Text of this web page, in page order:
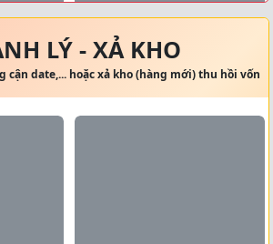
LÝ - XẢ KHO
cận date,... hoặc xả kho (hàng mới) thu hồi vốn